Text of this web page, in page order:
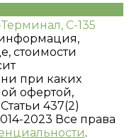
С-135
информация,
стоимости
при каких
офертой,
437(2)
2023 Все права
.